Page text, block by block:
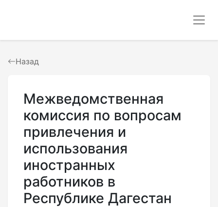
Назад
Межведомственная
комиссия по вопросам
привлечения и
использования
иностранных
работников в
Республике Дагестан